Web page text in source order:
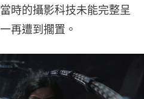
時的攝影科技未能完整呈
再遭到擱置。